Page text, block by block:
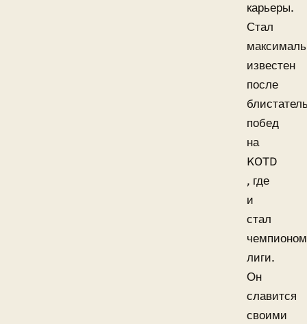
карьеры.
Стал
известен
после
побед
на
KOTD
, где
и
стал
чемпионом
лиги.
Он
славится
своими